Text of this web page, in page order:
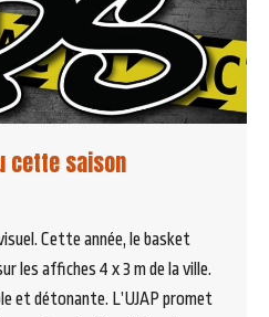
cette saison
Cette année, le basket
les affiches 4 x 3 m de la ville.
et détonante. L’UJAP promet